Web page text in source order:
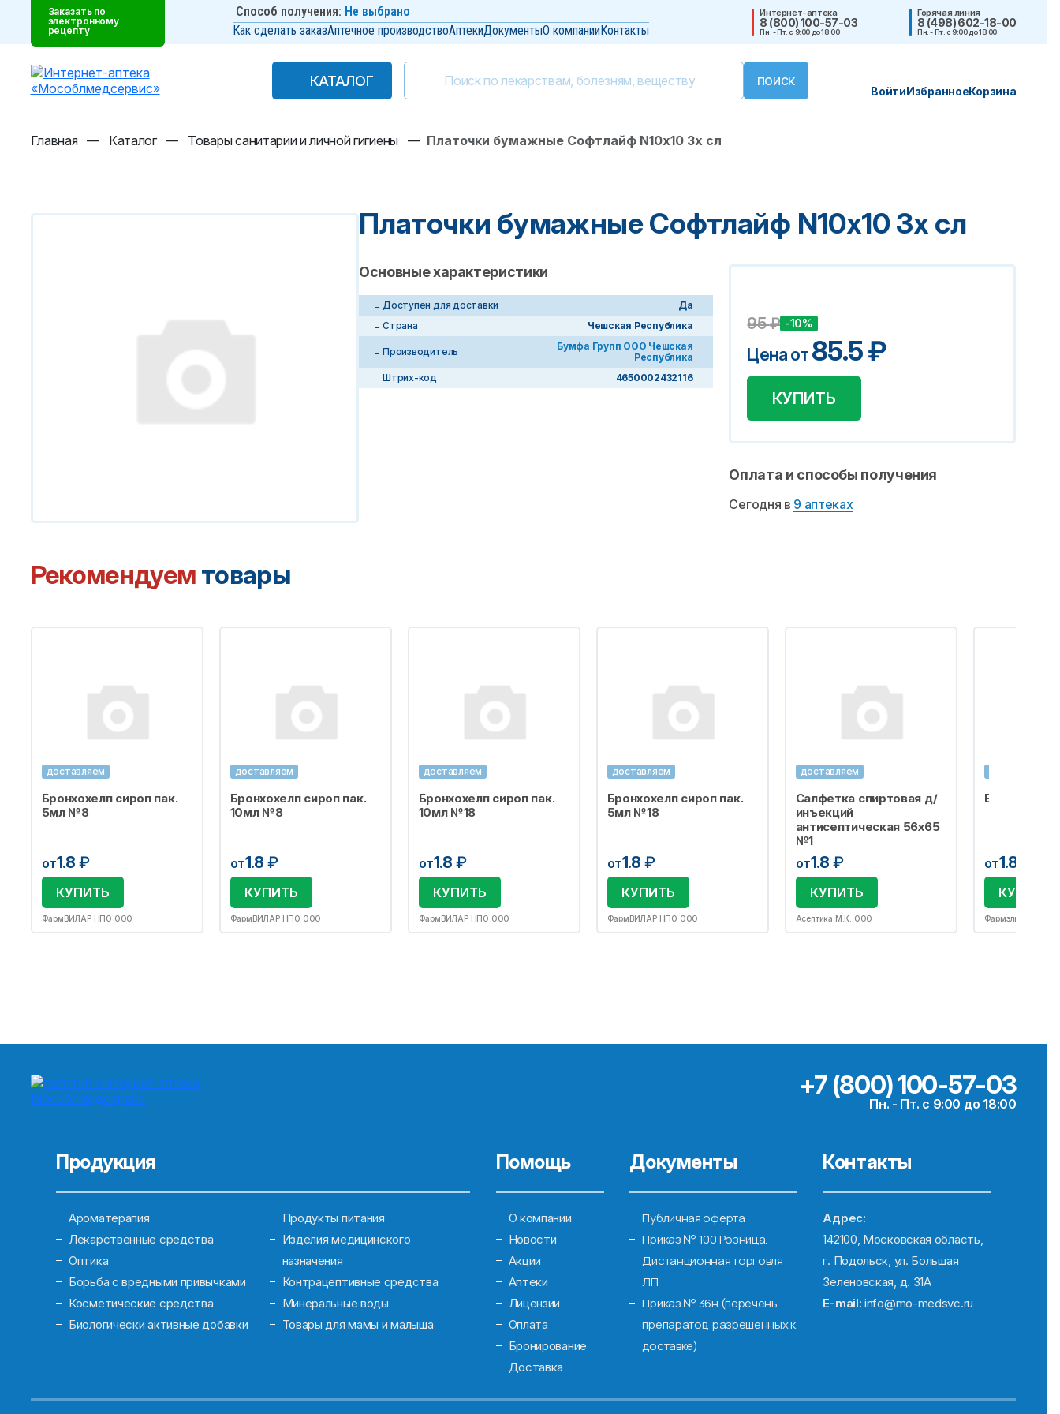
Заказать по
электронному
рецепту
Способ получения: Не выбрано
Как сделать заказАптечное производствоАптекиДокументыО компанииКонтакты
Интернет-аптека
8 (800) 100-57-03
Пн. - Пт. с 9:00 до 18:00
Горячая линия
8 (498) 602-18-00
Пн. - Пт. с 9:00 до 18:00
КАТАЛОГ
КАТАЛОГ
ВойтиИзбранноеКорзина
Главная — Каталог — Товары санитарии и личной гигиены — Платочки бумажные Софтлайф N10х10 3х сл
Платочки бумажные Софтлайф N10х10 3х сл
Основные характеристики
Доступен для доставки
Да
Страна
Чешская Республика
Производитель
Бумфа Групп ООО Чешская
Республика
Штрих-код
4650002432116
95₽ -10%
Цена от85.5₽
КУПИТЬ
Оплата и способы получения
Сегодня в 9 аптеках
Рекомендуем товары
доставляем
Бронхохелп сироп пак.
5мл №8
от1.8 ₽
КУПИТЬ
ФармВИЛАР НПО ООО
доставляем
Бронхохелп сироп пак.
10мл №8
от1.8 ₽
КУПИТЬ
ФармВИЛАР НПО ООО
доставляем
Бронхохелп сироп пак.
10мл №18
от1.8 ₽
КУПИТЬ
ФармВИЛАР НПО ООО
доставляем
Бронхохелп сироп пак.
5мл №18
от1.8 ₽
КУПИТЬ
ФармВИЛАР НПО ООО
доставляем
Салфетка спиртовая д/
инъекций
антисептическая 56х65
№1
от1.8 ₽
КУПИТЬ
Асептика М.К. ООО
Бахилы
от1.8
КУПИТЬ
Фармэль ООО
+7 (800) 100-57-03
Пн. - Пт. с 9:00 до 18:00
Продукция
Ароматерапия
Лекарственные средства
Оптика
Борьба с вредными привычками
Косметические средства
Биологически активные добавки
Продукты питания
Изделия медицинского
назначения
Контрацептивные средства
Минеральные воды
Товары для мамы и малыша
Помощь
О компании
Новости
Акции
Аптеки
Лицензии
Оплата
Бронирование
Доставка
Документы
Публичная оферта
Приказ № 100 Розница.
Дистанционная торговля
ЛП
Приказ № 36н (перечень
препаратов, разрешенных к
доставке)
Контакты
Адрес:
142100, Московская область,
г. Подольск, ул. Большая
Зеленовская, д. 31А
E-mail: info@mo-medsvc.ru